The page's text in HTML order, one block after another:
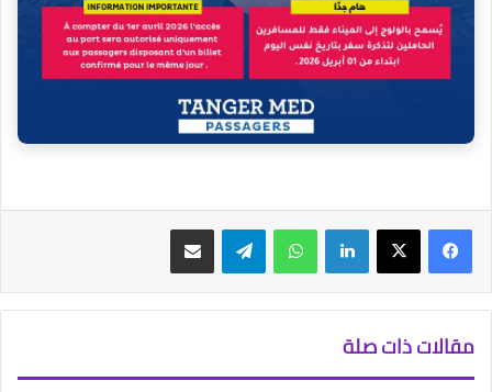
فيسبوك‫X لينكدإن واتساب تيلقرام مشاركة عبر البريد
مقالات ذات صلة